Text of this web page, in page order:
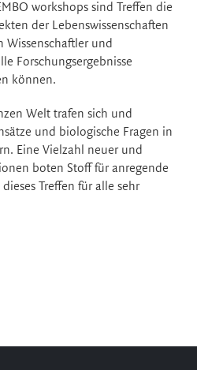
workshops sind Treffen die
der Lebenswissenschaften
Wissenschaftler und
Forschungsergebnisse
können.
Welt trafen sich und
und biologische Fragen in
Eine Vielzahl neuer und
boten Stoff für anregende
Treffen für alle sehr